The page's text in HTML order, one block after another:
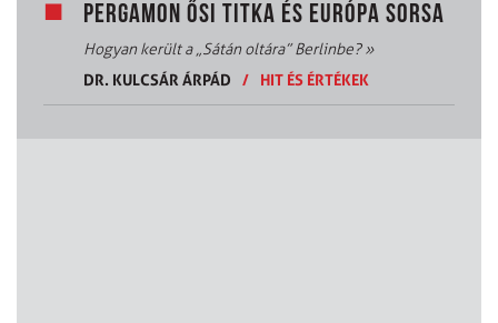
PERGAMON ŐSI TITKA ÉS EURÓPA SORSA
Hogyan került a „Sátán oltára” Berlinbe?»
DR. KULCSÁR ÁRPÁD
/ HIT ÉS ÉRTÉKEK